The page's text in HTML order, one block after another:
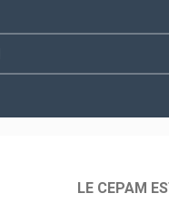
LE CEPAM